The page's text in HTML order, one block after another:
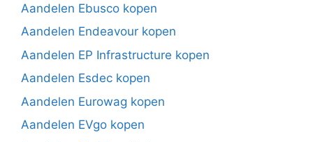
Aandelen Ebusco kopen
Aandelen Endeavour kopen
Aandelen EP Infrastructure kopen
Aandelen Esdec kopen
Aandelen Eurowag kopen
Aandelen EVgo kopen